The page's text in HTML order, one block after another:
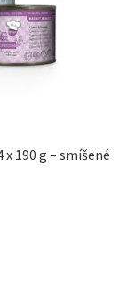
190 g – smíšené